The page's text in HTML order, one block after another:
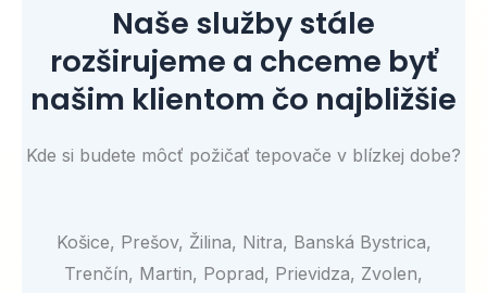
Naše služby stále
rozširujeme a chceme byť
našim klientom čo najbližšie
Kde si budete môcť požičať tepovače v blízkej dobe?
Košice, Prešov, Žilina, Nitra, Banská Bystrica,
Trenčín, Martin, Poprad, Prievidza, Zvolen,